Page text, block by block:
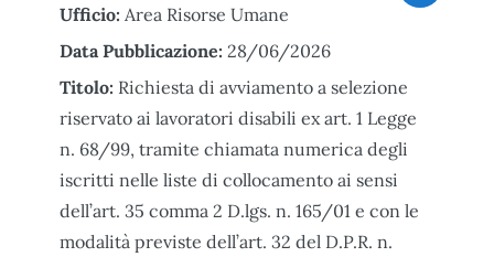
Ufficio: Area Risorse Umane
Data Pubblicazione: 28/06/2026
Titolo: Richiesta di avviamento a selezione
riservato ai lavoratori disabili ex art. 1 Legge
n. 68/99, tramite chiamata numerica degli
iscritti nelle liste di collocamento ai sensi
dell’art. 35 comma 2 D.lgs. n. 165/01 e con le
modalità previste dell’art. 32 del D.P.R. n.